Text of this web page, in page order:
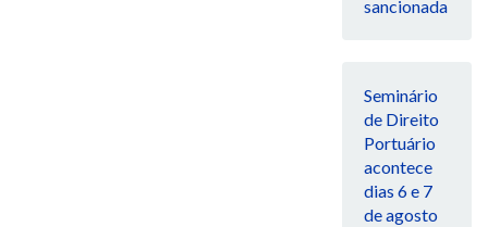
sancionada
Seminário
de Direito
Portuário
acontece
dias 6 e 7
de agosto